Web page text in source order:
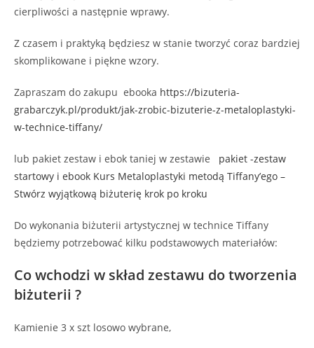
cierpliwości a następnie wprawy.
Z czasem i praktyką będziesz w stanie tworzyć coraz bardziej
skomplikowane i piękne wzory.
Zapraszam do zakupu ebooka https://bizuteria-
grabarczyk.pl/produkt/jak-zrobic-bizuterie-z-metaloplastyki-
w-technice-tiffany/
lub pakiet zestaw i ebok taniej w zestawie pakiet -zestaw
startowy i ebook Kurs Metaloplastyki metodą Tiffany’ego –
Stwórz wyjątkową biżuterię krok po kroku
Do wykonania biżuterii artystycznej w technice Tiffany
będziemy potrzebować kilku podstawowych materiałów:
Co wchodzi w skład zestawu do tworzenia
biżuterii ?
Kamienie 3 x szt losowo wybrane,